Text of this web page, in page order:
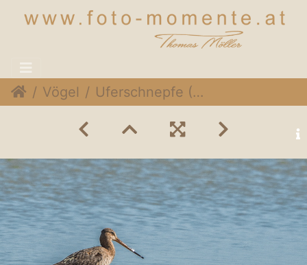
Vögel Uferschnepfe (Limosa limosa)